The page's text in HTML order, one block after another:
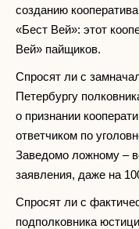
созданию
«Бест Вей»: этот
Вей» пайщиков.
Спросят ли с
Петербургу
о признании
ответчиком по
Заведомо ложному –
заявления, даже на
Спросят ли с
подполковника